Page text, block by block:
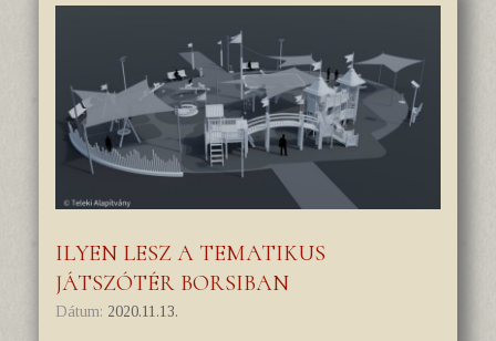
ILYEN LESZ A TEMATIKUS
JÁTSZÓTÉR BORSIBAN
Dátum: 2020.11.13.